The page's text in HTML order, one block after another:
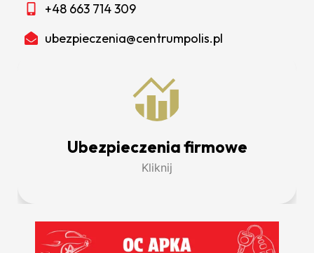
+48 663 714 309
ubezpieczenia@centrumpolis.pl
Ubezpieczenia firmowe
Kliknij